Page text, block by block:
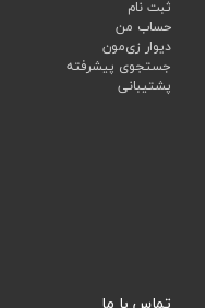
ثبت نام
حساب من
دیوار زی‌مون
جستجوی پیشرفته
پشتیبانی